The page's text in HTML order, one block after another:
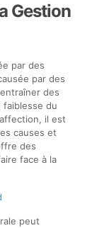
Gestion
par des
par des
des
du
il est
causes et
des
face à la
peut